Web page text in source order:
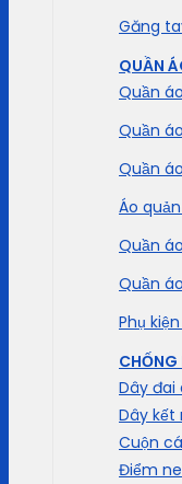
Găng
QUẦN
Quần
Quần
Quần
Áo
Quần
Quần
Phụ
CHỐNG
Dây
Dây kết
Cuộn
Điểm